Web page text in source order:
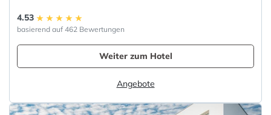
4.53
basierend auf 462 Bewertungen
Weiter zum Hotel
Angebote